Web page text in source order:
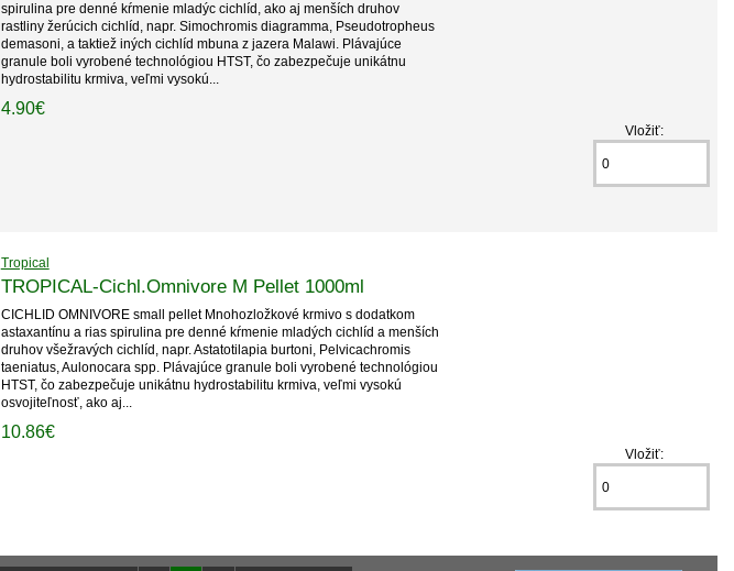
spirulina pre denné kŕmenie mladýc cichlíd, ako aj menších druhov
rastliny žerúcich cichlíd, napr. Simochromis diagramma, Pseudotropheus
demasoni, a taktiež iných cichlíd mbuna z jazera Malawi. Plávajúce
granule boli vyrobené technológiou HTST, čo zabezpečuje unikátnu
hydrostabilitu krmiva, veľmi vysokú...
4.90€
Vložiť:
Tropical
TROPICAL-Cichl.Omnivore M Pellet 1000ml
CICHLID OMNIVORE small pellet Mnohozložkové krmivo s dodatkom
astaxantínu a rias spirulina pre denné kŕmenie mladých cichlíd a menších
druhov všežravých cichlíd, napr. Astatotilapia burtoni, Pelvicachromis
taeniatus, Aulonocara spp. Plávajúce granule boli vyrobené technológiou
HTST, čo zabezpečuje unikátnu hydrostabilitu krmiva, veľmi vysokú
osvojiteľnosť, ako aj...
10.86€
Vložiť: